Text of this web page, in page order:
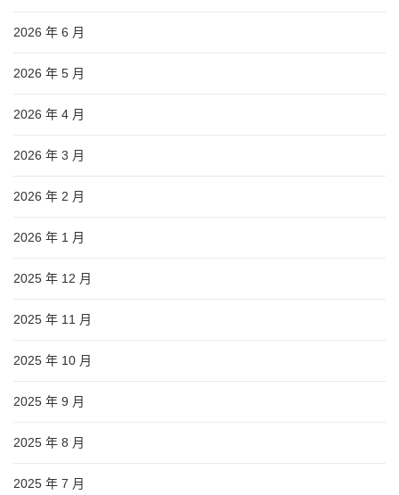
2026 年 6 月
2026 年 5 月
2026 年 4 月
2026 年 3 月
2026 年 2 月
2026 年 1 月
2025 年 12 月
2025 年 11 月
2025 年 10 月
2025 年 9 月
2025 年 8 月
2025 年 7 月